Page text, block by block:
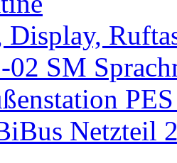
SM
Netzteil